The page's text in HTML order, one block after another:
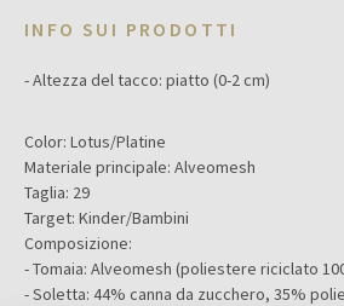
INFO SUI PRODOTTI
- Altezza del tacco: piatto (0-2 cm)
Color: Lotus/Platine
Materiale principale: Alveomesh
Taglia: 29
Target: Kinder/Bambini
Composizione:
- Tomaia: Alveomesh (poliestere riciclato
- Soletta: 44% canna da zucchero, 35%